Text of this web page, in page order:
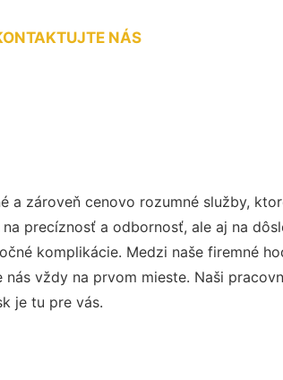
NÁS
a zároveň cenovo rozumné služby,
precíznosť a odbornosť, ale aj na
komplikácie. Medzi naše firemné
vždy na prvom mieste. Naši
je tu pre vás.